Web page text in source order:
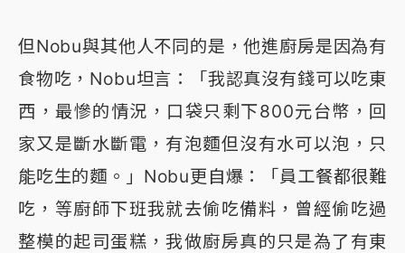
但Nobu與其他人不同的是，他進廚房是因為有
食物吃，Nobu坦言：「我認真沒有錢可以吃東
西，最慘的情況，口袋只剩下800元台幣，回
家又是斷水斷電，有泡麵但沒有水可以泡，只
能吃生的麵。」Nobu更自爆：「員工餐都很難
吃，等廚師下班我就去偷吃備料，曾經偷吃過
整模的起司蛋糕，我做廚房真的只是為了有東